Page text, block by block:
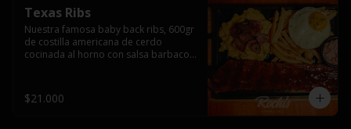
Texas Ribs
Nuestra famosa baby back ribs, 600gr
de costilla americana de cerdo
cocinada al horno con salsa barbacoa
tocino ahumado laminado, papas
fritas  y un huevo frito.
$21.000